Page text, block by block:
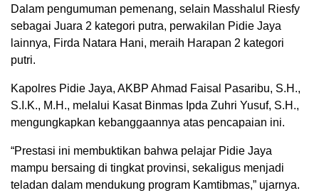
Dalam pengumuman pemenang, selain Masshalul Riesfy
sebagai Juara 2 kategori putra, perwakilan Pidie Jaya
lainnya, Firda Natara Hani, meraih Harapan 2 kategori
putri.
Kapolres Pidie Jaya, AKBP Ahmad Faisal Pasaribu, S.H.,
S.I.K., M.H., melalui Kasat Binmas Ipda Zuhri Yusuf, S.H.,
mengungkapkan kebanggaannya atas pencapaian ini.
“Prestasi ini membuktikan bahwa pelajar Pidie Jaya
mampu bersaing di tingkat provinsi, sekaligus menjadi
teladan dalam mendukung program Kamtibmas,” ujarnya.